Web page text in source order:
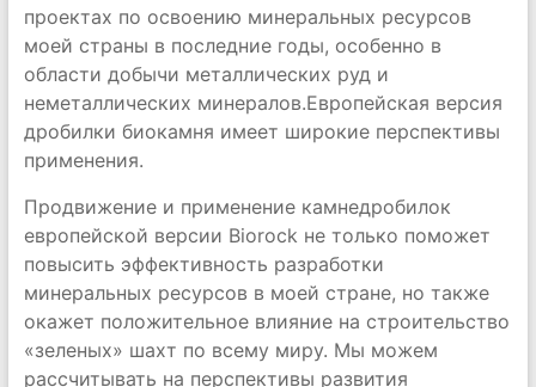
проектах по освоению минеральных ресурсов
моей страны в последние годы, особенно в
области добычи металлических руд и
неметаллических минералов.Европейская версия
дробилки биокамня имеет широкие перспективы
применения.
Продвижение и применение камнедробилок
европейской версии Biorock не только поможет
повысить эффективность разработки
минеральных ресурсов в моей стране, но также
окажет положительное влияние на строительство
«зеленых» шахт по всему миру. Мы можем
рассчитывать на перспективы развития